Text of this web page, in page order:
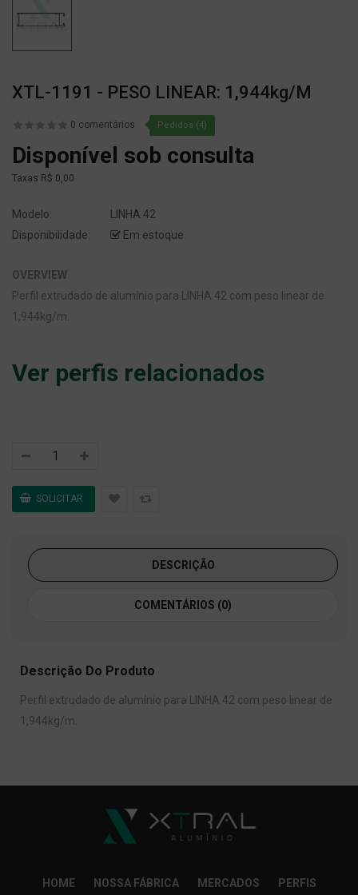
XTL-1191 - PESO LINEAR: 1,944kg/m
0 comentários Pedidos (4)
Disponível sob consulta
Taxas R$ 0,00
Modelo:
LINHA 42
Disponibilidade:
Em estoque
OVERVIEW
Perfil extrudado de alumínio para LINHA 42 com peso linear de
1,944kg/m.
Ver perfis relacionados
DESCRIÇÃO
COMENTÁRIOS (0)
Descrição Do Produto
Perfil extrudado de alumínio para LINHA 42 com peso linear de
1,944kg/m.
HOME NOSSA FÁBRICA MERCADOS PERFIS